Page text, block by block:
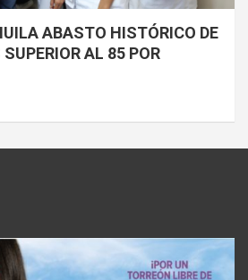
ABASTO HISTÓRICO DE
AL 85 POR